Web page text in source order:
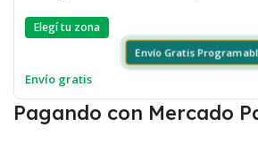
Elegí tu zona
Envío Gratis
Envío gratis
Pagando con Mercado